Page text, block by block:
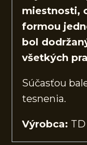
miestnosti,
formou
bol
všetkých
Súčasťou
tesnenia.
Výrobca: TD